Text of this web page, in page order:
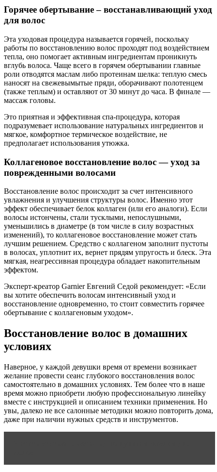
Горячее обертывание – восстанавливающий уход
для волос
Эта уходовая процедура называется горячей, поскольку
работы по восстановлению волос проходят под воздействием
тепла, оно помогает активным ингредиентам проникнуть
вглубь волоса. Чаще всего в горячем обертывании главные
роли отводятся маслам либо протеинам шелка: теплую смесь
наносят на свежевымытые пряди, оборачивают полотенцем
(также теплым) и оставляют от 30 минут до часа. В финале —
массаж головы.
Это приятная и эффективная спа-процедура, которая
подразумевает использование натуральных ингредиентов и
мягкое, комфортное термическое воздействие, не
предполагает использования утюжка.
Коллагеновое восстановление волос — уход за
поврежденными волосами
Восстановление волос происходит за счет интенсивного
увлажнения и улучшения структуры волос. Именно этот
эффект обеспечивает белок коллаген (или его аналоги). Если
волосы истончены, стали тусклыми, непослушными,
уменьшились в диаметре (в том числе в силу возрастных
изменений), то коллагеновое восстановление может стать
лучшим решением. Средство с коллагеном заполнит пустоты
в волосах, уплотнит их, вернет прядям упругость и блеск. Эта
мягкая, неагрессивная процедура обладает накопительным
эффектом.
Эксперт-креатор Garnier Евгений Седой рекомендует: «Если
вы хотите обеспечить волосам интенсивный уход и
восстановление одновременно, то стоит совместить горячее
обертывание с коллагеновым уходом».
Восстановление волос в домашних
условиях
Наверное, у каждой девушки время от времени возникает
желание провести сеанс глубокого восстановления волос
самостоятельно в домашних условиях. Тем более что в наше
время можно приобрети любую профессиональную линейку
вместе с инструкцией и описанием техники применения. Но
увы, далеко не все салонные методики можно повторить дома,
даже при наличии нужных средств и инструментов.